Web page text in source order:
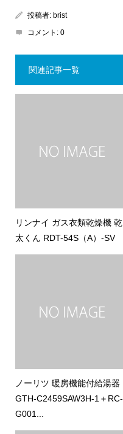
投稿者: brist
コメント: 0
関連記事一覧
リンナイ ガス衣類乾燥機 乾
太くん RDT-54S（A）-SV
ノーリツ 暖房機能付給湯器
GTH-C2459SAW3H-1＋RC-
G001...